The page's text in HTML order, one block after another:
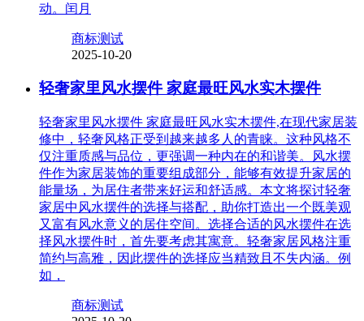
动。闰月
商标测试
2025-10-20
轻奢家里风水摆件 家庭最旺风水实木摆件
轻奢家里风水摆件 家庭最旺风水实木摆件,在现代家居装
修中，轻奢风格正受到越来越多人的青睐。这种风格不
仅注重质感与品位，更强调一种内在的和谐美。风水摆
件作为家居装饰的重要组成部分，能够有效提升家居的
能量场，为居住者带来好运和舒适感。本文将探讨轻奢
家居中风水摆件的选择与搭配，助你打造出一个既美观
又富有风水意义的居住空间。选择合适的风水摆件在选
择风水摆件时，首先要考虑其寓意。轻奢家居风格注重
简约与高雅，因此摆件的选择应当精致且不失内涵。例
如，
商标测试